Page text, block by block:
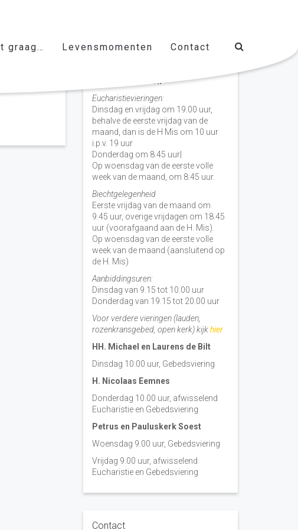
graag… Levensmomenten Contact
Vieringen door de week
H. Nicolaas Baarn
Eucharistievieringen:
Dinsdag en vrijdag om 19.00 uur,
behalve de eerste vrijdag van de
maand, dan is de H Mis om 10 uur
i.p.v. 19 uur
Donderdag om 8.45 uur|
Op woensdag van de eerste volle
week van de maand, om 8:45 uur.
Biechtgelegenheid
Eerste vrijdag van de maand om
9.45 uur, overige vrijdagen om 18.45
uur (voorafgaand aan de H. Mis).
Op woensdag van de eerste volle
week van de maand (aansluitend op
de H. Mis)
Aanbiddingsuren:
Dinsdag van 9.15 tot 10.00 uur
Donderdag van 19.15 tot 20.00 uur
Voor verdere vieringen (lauden,
rozenkransgebed, open kerk) kijkhier
HH. Michael en Laurens de Bilt
Dinsdag 10:00 uur, Gebedsviering
H. Nicolaas Eemnes
Donderdag 10.00 uur, afwisselend
Eucharistie en Gebedsviering
Petrus en Pauluskerk Soest
Woensdag 9.00 uur, Gebedsviering
Vrijdag 9.00 uur, afwisselend
Eucharistie en Gebedsviering
Contact